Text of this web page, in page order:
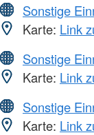
Sonstige
Karte: Link
Sonstige
Karte: Link
Sonstige
Karte: Link